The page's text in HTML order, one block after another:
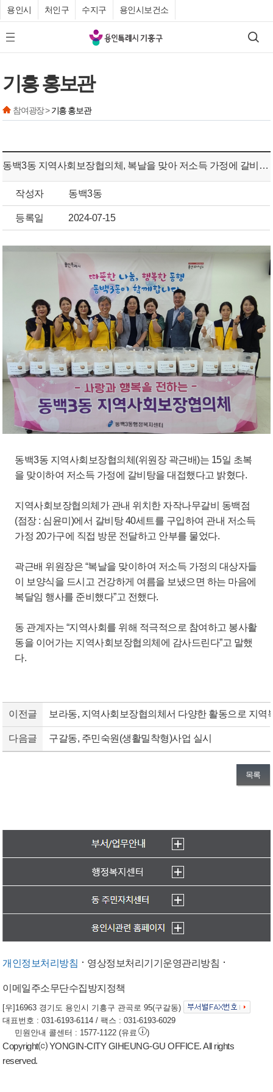
용인시 처인구 수지구 용인시보건소
모바일 메뉴 버튼
기
흥
청
검색
기흥 홍보관
참여광장 >기흥 홍보관
동백3동 지역사회보장협의체, 복날을 맞아 저소득 가정에 갈비탕 지원
작성자 동백3동
등록일 2024-07-15
동백3동 지역사회보장협의체(위원장 곽근배)는 15일 초복
을 맞이하여 저소득 가정에 갈비탕을 대접했다고 밝혔다.
지역사회보장협의체가 관내 위치한 자작나무갈비 동백점
(점장 : 심윤미)에서 갈비탕 40세트를 구입하여 관내 저소득
가정 20가구에 직접 방문 전달하고 안부를 물었다.
곽근배 위원장은 “복날을 맞이하여 저소득 가정의 대상자들
이 보양식을 드시고 건강하게 여름을 보냈으면 하는 마음에
복달임 행사를 준비했다”고 전했다.
동 관계자는 “지역사회를 위해 적극적으로 참여하고 봉사활
동을 이어가는 지역사회보장협의체에 감사드린다”고 말했
다.
이전글 보라동, 지역사회보장협의체서 다양한 활동으로 지역
다음글 구갈동, 주민숙원(생활밀착형)사업 실시
목록
개인정보처리방침 영상정보처리기기운영관리방침
이메일주소무단수집방지정책
[우]16963 경기도 용인시 기흥구 관곡로 95(구갈동)
대표번호 : 031-6193-6114 / 팩스 : 031-6193-6029
민원안내 콜센터 : 1577-1122 (유료
)
Copyright⒞ YONGIN-CITY GIHEUNG-GU OFFICE. All rights
reserved.